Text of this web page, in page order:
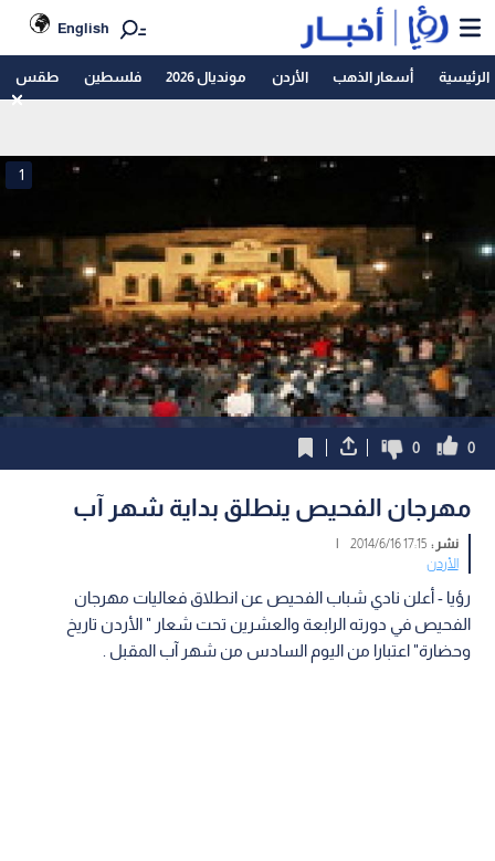
English
الرئيسية أسعار الذهب الأردن مونديال 2026 فلسطين طقس
1
0
0
مهرجان الفحيص ينطلق بداية شهر آب
نشر :17:15 2014/6/16
|
الأردن
رؤيا - أعلن نادي شباب الفحيص عن انطلاق فعاليات مهرجان
الفحيص في دورته الرابعة والعشرين تحت شعار " الأردن تاريخ
وحضارة" اعتبارا من اليوم السادس من شهر آب المقبل .